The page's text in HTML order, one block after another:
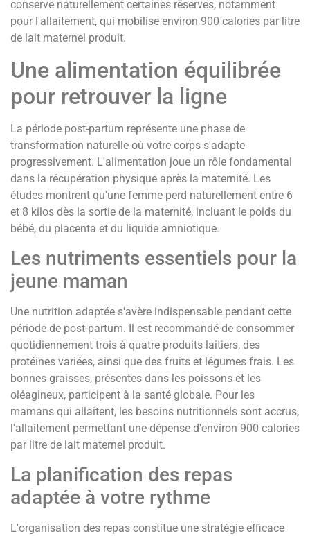
conserve naturellement certaines réserves, notamment
pour l'allaitement, qui mobilise environ 900 calories par litre
de lait maternel produit.
Une alimentation équilibrée
pour retrouver la ligne
La période post-partum représente une phase de
transformation naturelle où votre corps s'adapte
progressivement. L'alimentation joue un rôle fondamental
dans la récupération physique après la maternité. Les
études montrent qu'une femme perd naturellement entre 6
et 8 kilos dès la sortie de la maternité, incluant le poids du
bébé, du placenta et du liquide amniotique.
Les nutriments essentiels pour la
jeune maman
Une nutrition adaptée s'avère indispensable pendant cette
période de post-partum. Il est recommandé de consommer
quotidiennement trois à quatre produits laitiers, des
protéines variées, ainsi que des fruits et légumes frais. Les
bonnes graisses, présentes dans les poissons et les
oléagineux, participent à la santé globale. Pour les
mamans qui allaitent, les besoins nutritionnels sont accrus,
l'allaitement permettant une dépense d'environ 900 calories
par litre de lait maternel produit.
La planification des repas
adaptée à votre rythme
L'organisation des repas constitue une stratégie efficace